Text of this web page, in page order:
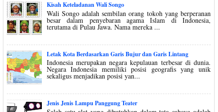
Kisah Keteladanan Wali Songo
Wali Songo adalah sembilan orang tokoh yang berperanan
besar dalam penyebaran agama Islam di Indonesia,
terutama di Pulau Jawa. Nama mereka ...
Letak Kota Berdasarkan Garis Bujur dan Garis Lintang
Indonesia merupakan negara kepulauan terbesar di dunia.
Negara Indonesia memiliki posisi geografis yang unik
sekaligus menjadikan posisi yan...
Jenis Jenis Lampu Panggung Teater